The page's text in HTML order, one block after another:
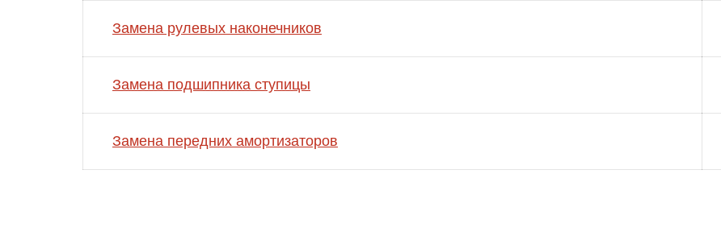
Замена рулевых наконечников
Замена подшипника ступицы
Замена передних амортизаторов